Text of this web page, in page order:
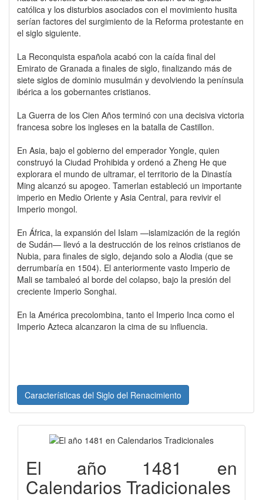
católica y los disturbios asociados con el movimiento husita
serían factores del surgimiento de la Reforma protestante en
el siglo siguiente.
La Reconquista española acabó con la caída final del
Emirato de Granada a finales de siglo, finalizando más de
siete siglos de dominio musulmán y devolviendo la península
ibérica a los gobernantes cristianos.
La Guerra de los Cien Años terminó con una decisiva victoria
francesa sobre los ingleses en la batalla de Castillon.
En Asia, bajo el gobierno del emperador Yongle, quien
construyó la Ciudad Prohibida y ordenó a Zheng He que
explorara el mundo de ultramar, el territorio de la Dinastía
Ming alcanzó su apogeo. Tamerlan estableció un importante
imperio en Medio Oriente y Asia Central, para revivir el
Imperio mongol.
En África, la expansión del Islam —islamización de la región
de Sudán— llevó a la destrucción de los reinos cristianos de
Nubia, para finales de siglo, dejando solo a Alodia (que se
derrumbaría en 1504). El anteriormente vasto Imperio de
Mali se tambaleó al borde del colapso, bajo la presión del
creciente Imperio Songhai.
En la América precolombina, tanto el Imperio Inca como el
Imperio Azteca alcanzaron la cima de su influencia.
Características del Siglo del Renacimiento
El año 1481 en
Calendarios Tradicionales